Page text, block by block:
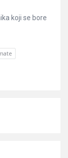
koji se bore